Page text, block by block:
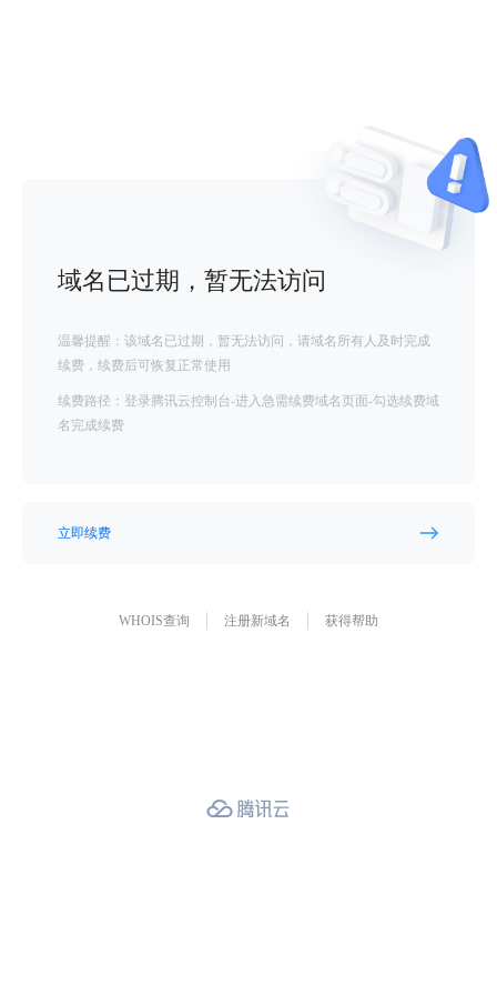
域名已过期，暂无法访问
温馨提醒：该域名已过期，暂无法访问，请域名所有人及时完成
续费，续费后可恢复正常使用
续费路径：登录腾讯云控制台-进入急需续费域名页面-勾选续费域
名完成续费
立即续费
WHOIS查询 注册新域名 获得帮助